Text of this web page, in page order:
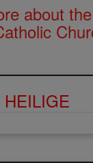
about
HEILIGE